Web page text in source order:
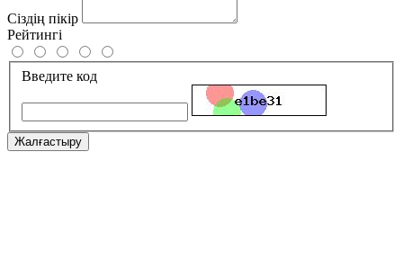
Сіздің пікір
Рейтингі
Введите код
Жалғастыру